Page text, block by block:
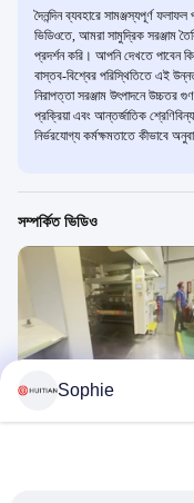
দৈনন্দিন ব্যবহারে সামঞ্জস্যপূর্ণ
ভিডিওতে, আমরা সামুদ্রিক সরঞ্জাম
প্রদর্শন করি। আপনি দেখতে পাবেন
বাস্তব-বিশ্বের পরিস্থিতিতে এই
নিরাপত্তা সরঞ্জাম উৎপাদনে উচ্চতর
প্রক্রিয়া এবং আন্তর্জাতিক
নির্ভরযোগ্য কর্মক্ষমতাতে কীভাবে
সম্পর্কিত ভিডিও
HUITIAN দ্রাবক ভিত্তিক আঠালো
Sophie